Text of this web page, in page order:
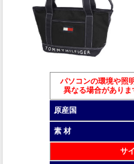
パソコンの環境や照
異なる場合がありま
原産国
素 材
サ